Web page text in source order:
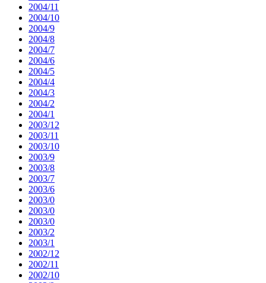
2004/11
2004/10
2004/9
2004/8
2004/7
2004/6
2004/5
2004/4
2004/3
2004/2
2004/1
2003/12
2003/11
2003/10
2003/9
2003/8
2003/7
2003/6
2003/0
2003/0
2003/0
2003/2
2003/1
2002/12
2002/11
2002/10